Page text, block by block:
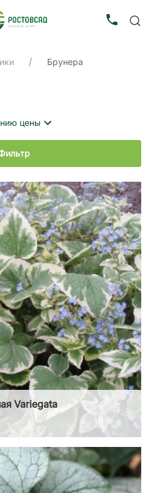
Брунера
цены
Variegata